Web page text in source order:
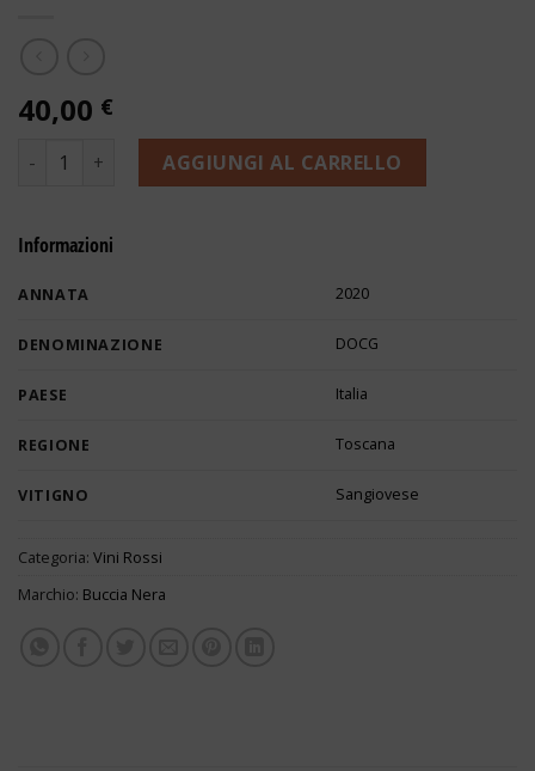
40,00 €
Tenuta di Campriano Chianti Riserva 2020 - Buccia Nera
AGGIUNGI AL CARRELLO
Informazioni
ANNATA 2020
DENOMINAZIONE DOCG
PAESE Italia
REGIONE Toscana
VITIGNO Sangiovese
Categoria: Vini Rossi
Marchio: Buccia Nera